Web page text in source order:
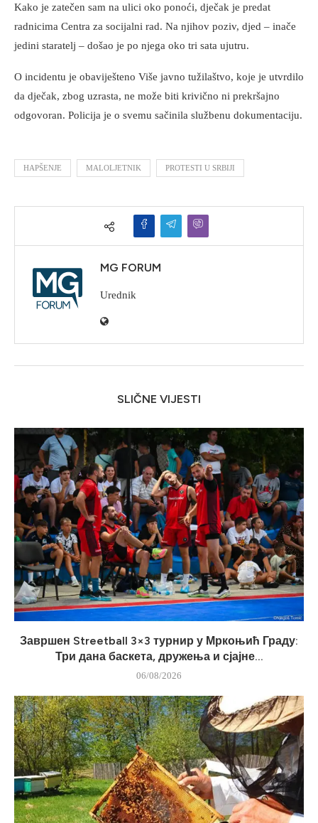
Kako je zatečen sam na ulici oko ponoći, dječak je predat
radnicima Centra za socijalni rad. Na njihov poziv, djed – inače
jedini staratelj – došao je po njega oko tri sata ujutru.
O incidentu je obaviješteno Više javno tužilaštvo, koje je utvrdilo
da dječak, zbog uzrasta, ne može biti krivično ni prekršajno
odgovoran. Policija je o svemu sačinila službenu dokumentaciju.
HAPŠENJE MALOLJETNIK PROTESTI U SRBIJI
MG FORUM
Urednik
SLIČNE VIJESTI
Завршен Streetball 3×3 турнир у Мркоњић Граду:
Три дана баскета, дружења и сјајне...
06/08/2026